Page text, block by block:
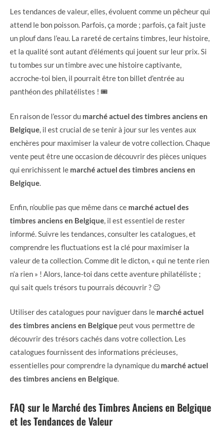
Les tendances de valeur, elles, évoluent comme un pêcheur qui
attend le bon poisson. Parfois, ça morde ; parfois, ça fait juste
un plouf dans l’eau. La rareté de certains timbres, leur histoire,
et la qualité sont autant d’éléments qui jouent sur leur prix. Si
tu tombes sur un timbre avec une histoire captivante,
accroche-toi bien, il pourrait être ton billet d’entrée au
panthéon des philatélistes ! 🎟️
En raison de l’essor du marché actuel des timbres anciens en
Belgique , il est crucial de se tenir à jour sur les ventes aux
enchères pour maximiser la valeur de votre collection. Chaque
vente peut être une occasion de découvrir des pièces uniques
qui enrichissent le marché actuel des timbres anciens en
Belgique
Enfin, n’oublie pas que même dans ce marché actuel des
timbres anciens en Belgique, il est essentiel de rester
informé. Suivre les tendances, consulter les catalogues, et
comprendre les fluctuations est la clé pour maximiser la
valeur de ta collection. Comme dit le dicton, « qui ne tente rien
n’a rien » ! Alors, lance-toi dans cette aventure philatéliste ;
qui sait quels trésors tu pourrais découvrir ? 😉
Utiliser des catalogues pour naviguer dans le marché actuel
des timbres anciens en Belgique peut vous permettre de
découvrir des trésors cachés dans votre collection. Les
catalogues fournissent des informations précieuses,
essentielles pour comprendre la dynamique du marché actuel
des timbres anciens en Belgique
FAQ sur le Marché des Timbres Anciens en Belgique
et les Tendances de Valeur